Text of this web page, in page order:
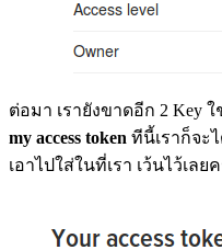
ต่อมา เรายังขาดอีก 2 Key
my access token ทีนี้เราก็จะ
เอาไปใส่ในที่เรา เว้นไว้เลย